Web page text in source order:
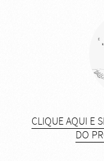
CLIQUE AQUI E
DO